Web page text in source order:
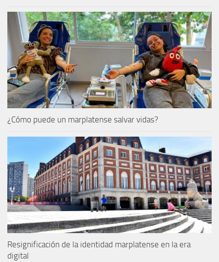
¿Cómo puede un marplatense salvar vidas?
Resignificación de la identidad marplatense en la era
digital